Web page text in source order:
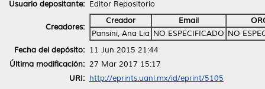
Usuario depositante: Editor Repositorio
Creadores:
Creador Email
Pansini, Ana Lia NO ESPECIFICADO NO
Fecha del depósito: 11 Jun 2015 21:44
Última modificación: 27 Mar 2017 15:17
URI: http://eprints.uanl.mx/id/eprint/5105